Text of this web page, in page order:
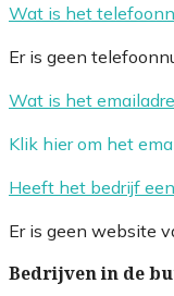
Wat is het
Er is geen
Wat is het
Klik hier om het
Heeft het bedrijf
Er is geen website
Bedrijven in de